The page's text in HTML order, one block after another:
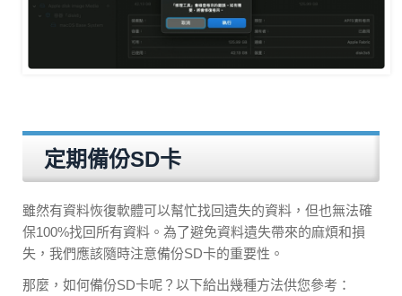
定期備份SD卡
雖然有資料恢復軟體可以幫忙找回遺失的資料，但也無法確
保100%找回所有資料。為了避免資料遺失帶來的麻煩和損
失，我們應該隨時注意備份SD卡的重要性。
那麼，如何備份SD卡呢？以下給出幾種方法供您參考：